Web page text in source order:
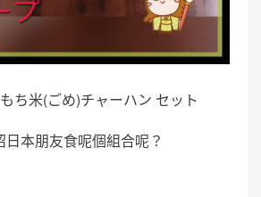
ち米(ごめ)チャーハン セット
本朋友食呢個組合呢？